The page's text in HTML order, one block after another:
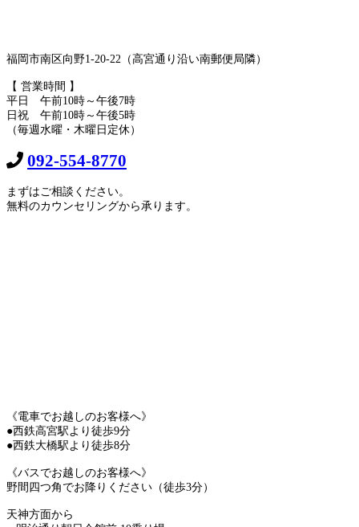
福岡市南区向野1-20-22（高宮通り沿い南郵便局隣）
【 営業時間 】
平日 午前10時～午後7時
日祝 午前10時～午後5時
（毎週水曜・木曜日定休）
092-554-8770
まずはご相談ください。
無料のカウンセリングから承ります。
《電車でお越しのお客様へ》
●西鉄高宮駅より徒歩9分
●西鉄大橋駅より徒歩8分
《バスでお越しのお客様へ》
野間四つ角でお降りください（徒歩3分）
天神方面から